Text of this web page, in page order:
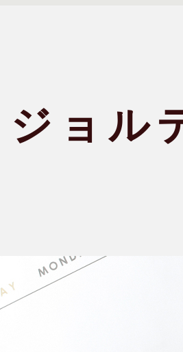
ジョル